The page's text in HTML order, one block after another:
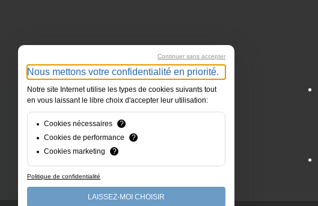
Continuer sans accepter
Nous mettons votre confidentialité en priorité.
Notre site Internet utilise les types de cookies suivants tout
en vous laissant le libre choix d'accepter leur utilisation:
Cookies nécessaires
?
Cookies de performance
?
Cookies marketing
?
Politique de confidentialité
LAISSEZ-MOI CHOISIR